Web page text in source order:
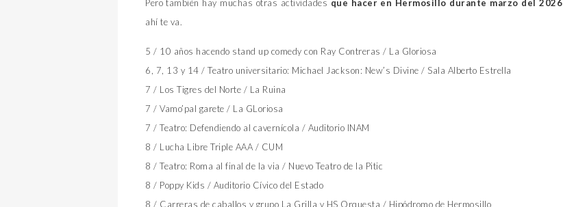
Pero también hay muchas otras actividades que hacer en Hermosillo durante marzo del 2026
ahí te va.
5 / 10 años hacendo stand up comedy con Ray Contreras / La Gloriosa
6, 7, 13 y 14 / Teatro universitario: Michael Jackson: New’s Divine / Sala Alberto Estrella
7 / Los Tigres del Norte / La Ruina
7 / Vamo’pal garete / La GLoriosa
7 / Teatro: Defendiendo al cavernícola / Auditorio INAM
8 / Lucha Libre Triple AAA / CUM
8 / Teatro: Roma al final de la via / Nuevo Teatro de la Pitic
8 / Poppy Kids / Auditorio Cívico del Estado
8 / Carreras de caballos y grupo La Grilla y HS Orquesta / Hipódromo de Hermosillo